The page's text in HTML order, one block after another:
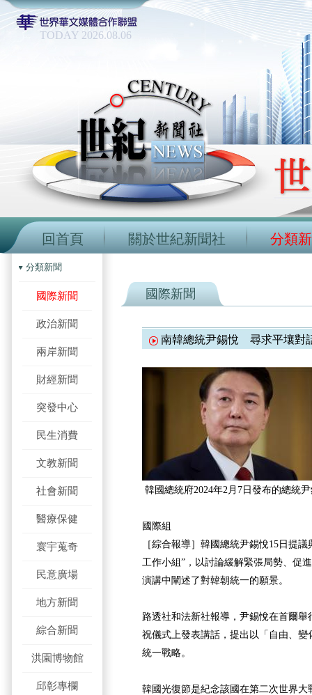
TODAY 2026.08.06
回首頁 關於世紀新聞社 分類
分類新聞
國際新聞
政治新聞
兩岸新聞
財經新聞
突發中心
民生消費
文教新聞
社會新聞
醫療保健
寰宇蒐奇
民意廣場
地方新聞
綜合新聞
洪園博物館
邱彰專欄
國際新聞
南韓總統尹錫悅 尋求平壤對
韓國總統府2024年2月7日發布的總統
國際組
［綜合報導］韓國總統尹錫悅15日提
工作小組”，以討論緩解緊張局勢、促
演講中闡述了對韓朝統一的願景。
路透社和法新社報導，尹錫悅在首爾舉
祝儀式上發表講話，提出以「自由、
統一戰略。
韓國光復節是紀念該國在第二次世界